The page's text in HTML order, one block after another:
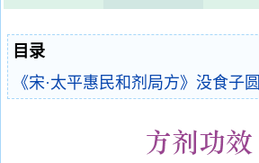
目录
《宋·太平惠民和剂局方》没食子圆